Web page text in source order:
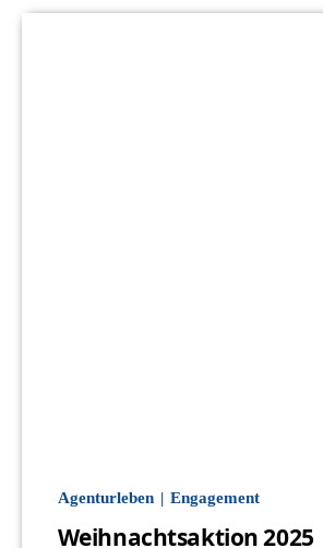
Agenturleben Engagement
Weihnachtsaktion 2025